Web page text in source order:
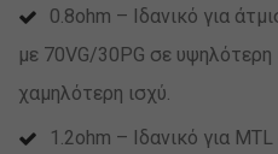
0.8ohm – Ιδανικό για
με 70VG/30PG σε υψηλότερη
χαμηλότερη ισχύ.
1.2ohm – Ιδανικό για